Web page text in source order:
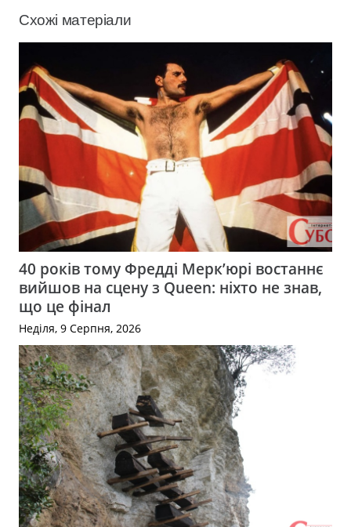
Схожі матеріали
40 років тому Фредді Мерк’юрі востаннє
вийшов на сцену з Queen: ніхто не знав,
що це фінал
Неділя, 9 Серпня, 2026